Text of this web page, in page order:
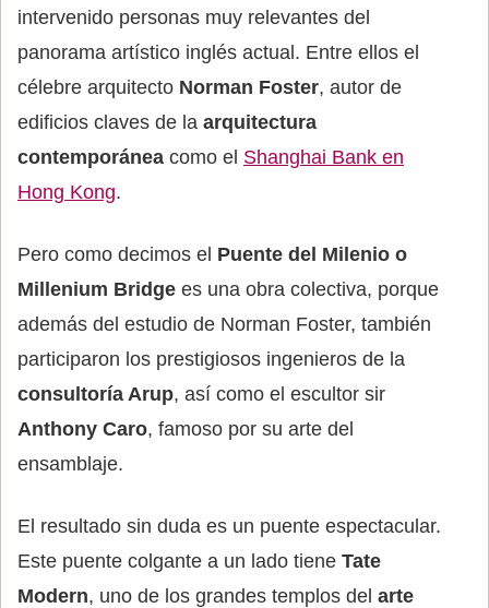
intervenido personas muy relevantes del
panorama artístico inglés actual. Entre ellos el
célebre arquitecto Norman Foster, autor de
edificios claves de la arquitectura
contemporánea como el Shanghai Bank en
Hong Kong.
Pero como decimos el Puente del Milenio o
Millenium Bridge es una obra colectiva, porque
además del estudio de Norman Foster, también
participaron los prestigiosos ingenieros de la
consultoría Arup, así como el escultor sir
Anthony Caro, famoso por su arte del
ensamblaje.
El resultado sin duda es un puente espectacular.
Este puente colgante a un lado tiene Tate
Modern, uno de los grandes templos del arte